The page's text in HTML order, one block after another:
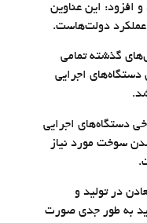
و افزود: این عناوین
عملکرد دولت‌هاست.
گذشته تمامی
دستگاه‌های اجرایی
دستگاه‌های اجرایی
سوخت مورد نیاز
در تولید و
به طور جدی صورت